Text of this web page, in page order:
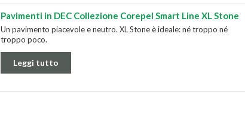
Pavimenti in DEC Collezione Corepel Smart Line XL Stone
Un pavimento piacevole e neutro. XL Stone è ideale: né troppo né
troppo poco.
Leggi tutto